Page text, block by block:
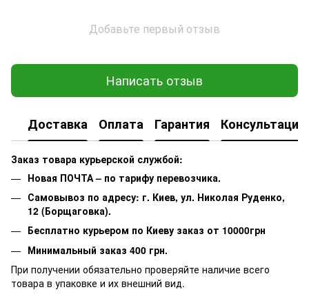
Добавьте первый отзыв
Написать отзыв
Доставка Оплата Гарантия Консультация
Заказ товара курьерской службой:
Новая ПОЧТА – по тарифу перевозчика.
Самовывоз по адресу: г. Киев, ул. Николая Руденко,
12 (Борщаговка).
Бесплатно курьером по Киеву заказ от 10000грн
Минимальный заказ 400 грн.
При получении обязательно проверяйте наличие всего
товара в упаковке и их внешний вид.